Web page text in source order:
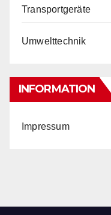
Transportgeräte
Umwelttechnik
INFORMATION
Impressum